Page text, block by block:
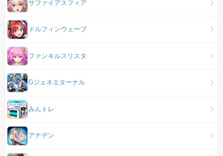
サファイアスフィア
ドルフィンウェーブ
ファンキルスリスタ
Gジェネエターナル
みんトレ
アナデン